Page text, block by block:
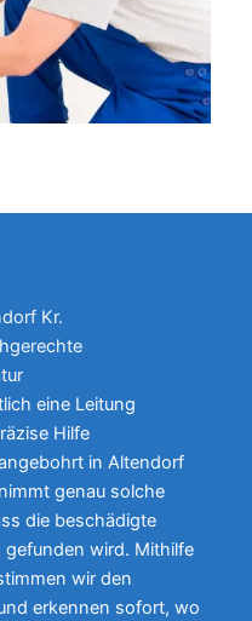
Kr.
eine Leitung
Hilfe
in Altendorf
genau solche
die beschädigte
gefunden wird. Mithilfe
wir den
erkennen sofort, wo